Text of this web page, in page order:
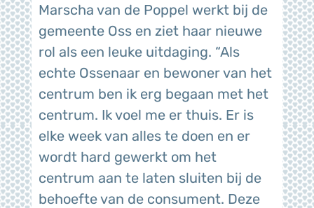
Marscha van de Poppel werkt bij de
gemeente Oss en ziet haar nieuwe
rol als een leuke uitdaging. “Als
echte Ossenaar en bewoner van het
centrum ben ik erg begaan met het
centrum. Ik voel me er thuis. Er is
elke week van alles te doen en er
wordt hard gewerkt om het
centrum aan te laten sluiten bij de
behoefte van de consument. Deze